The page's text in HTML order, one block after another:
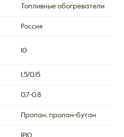
Топливные обогреватели
Россия
10
1,5/0,15
0,7-0,8
Пропан, пропан-бутан
IP10